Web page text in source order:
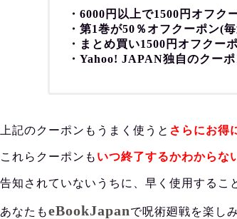
・6000円以上で1500円オフク
・第1巻が50％オフクーポン(
・まとめ買い1500円オフクー
・Yahoo! JAPAN独自のクー
上記のクーポンもうまく使うと さらにお得
これらクーポンも いつ終了するかわからな
告知されていないうちに、早く使用するこ
あなたもeBookJapanで呪術廻戦を楽し